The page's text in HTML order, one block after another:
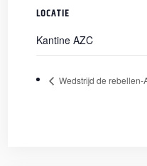
LOCATIE
Kantine AZC
Wedstrijd de rebellen-